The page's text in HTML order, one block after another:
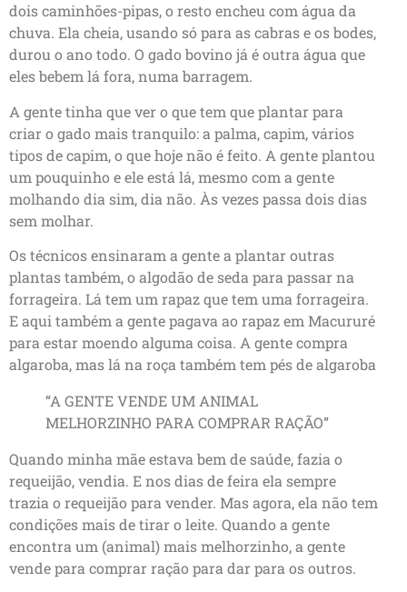
dois caminhões-pipas, o resto encheu com água da
chuva. Ela cheia, usando só para as cabras e os bodes,
durou o ano todo. O gado bovino já é outra água que
eles bebem lá fora, numa barragem.
A gente tinha que ver o que tem que plantar para
criar o gado mais tranquilo: a palma, capim, vários
tipos de capim, o que hoje não é feito. A gente plantou
um pouquinho e ele está lá, mesmo com a gente
molhando dia sim, dia não. Às vezes passa dois dias
sem molhar.
Os técnicos ensinaram a gente a plantar outras
plantas também, o algodão de seda para passar na
forrageira. Lá tem um rapaz que tem uma forrageira.
E aqui também a gente pagava ao rapaz em Macururé
para estar moendo alguma coisa. A gente compra
algaroba, mas lá na roça também tem pés de algaroba
“A GENTE VENDE UM ANIMAL
MELHORZINHO PARA COMPRAR RAÇÃO”
Quando minha mãe estava bem de saúde, fazia o
requeijão, vendia. E nos dias de feira ela sempre
trazia o requeijão para vender. Mas agora, ela não tem
condições mais de tirar o leite. Quando a gente
encontra um (animal) mais melhorzinho, a gente
vende para comprar ração para dar para os outros.